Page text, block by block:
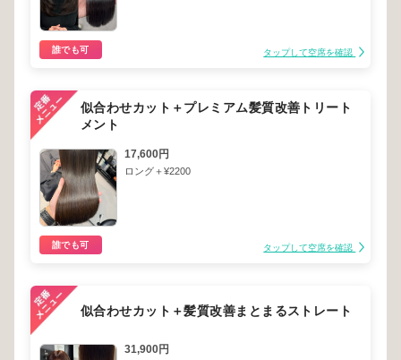
誰でも可 タップして空席を確認
似合わせカット＋プレミアム髪質改善トリート
メント
17,600円
ロング＋¥2200
誰でも可 タップして空席を確認
似合わせカット＋髪質改善まとまるストレート
31,900円